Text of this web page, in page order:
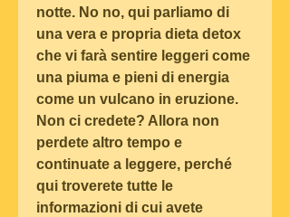
notte. No no, qui parliamo di
una vera e propria dieta detox
che vi farà sentire leggeri come
una piuma e pieni di energia
come un vulcano in eruzione.
Non ci credete? Allora non
perdete altro tempo e
continuate a leggere, perché
qui troverete tutte le
informazioni di cui avete